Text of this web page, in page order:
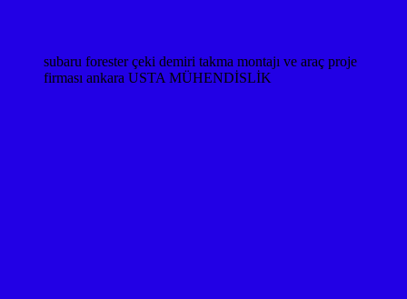
subaru forester çeki demiri takma montajı ve araç proje
firması ankara USTA MÜHENDİSLİK